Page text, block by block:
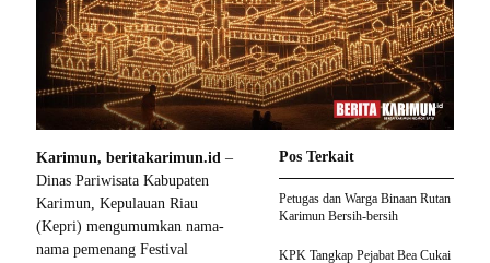
Karimun, beritakarimun.id –
Dinas Pariwisata Kabupaten
Karimun, Kepulauan Riau
(Kepri) mengumumkan nama-
nama pemenang Festival
Pos Terkait
Petugas dan Warga Binaan Rutan
Karimun Bersih-bersih
KPK Tangkap Pejabat Bea Cukai